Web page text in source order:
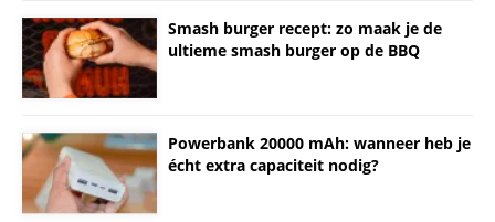
Smash burger recept: zo maak je de
ultieme smash burger op de BBQ
Powerbank 20000 mAh: wanneer heb je
écht extra capaciteit nodig?